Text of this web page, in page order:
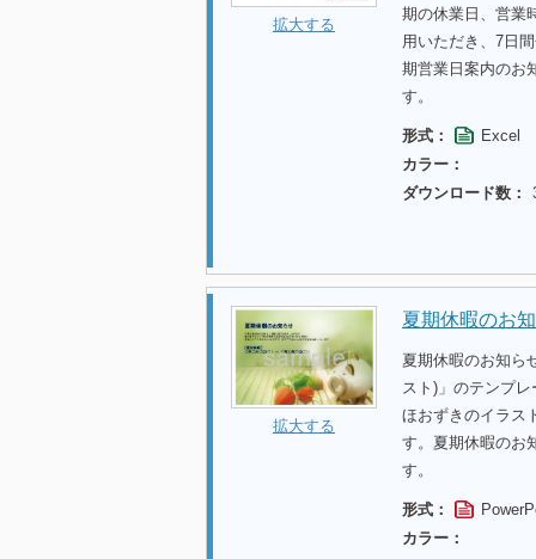
拡大する
期の休業日、営業
用いただき、7日
期営業日案内のお
す。
形式：
Excel
カラー：
ダウンロード数：
拡大する
夏期休暇のお
夏期休暇のお知ら
スト)」のテンプ
ほおずきのイラス
す。夏期休暇のお
す。
形式：
カラー：